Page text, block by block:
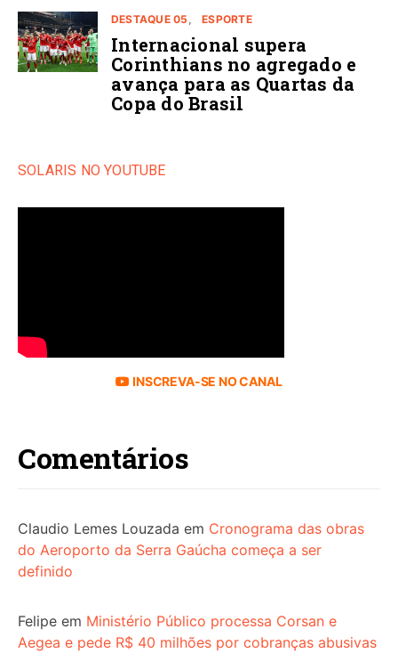
DESTAQUE 05 ESPORTE
Internacional supera
Corinthians no agregado e
avança para as Quartas da
Copa do Brasil
SOLARIS NO YOUTUBE
INSCREVA-SE NO CANAL
Comentários
Claudio Lemes Louzada em Cronograma das obras
do Aeroporto da Serra Gaúcha começa a ser
definido
Felipe em Ministério Público processa Corsan e
Aegea e pede R$ 40 milhões por cobranças abusivas